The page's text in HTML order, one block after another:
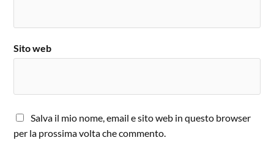
Sito web
Salva il mio nome, email e sito web in questo browser
per la prossima volta che commento.